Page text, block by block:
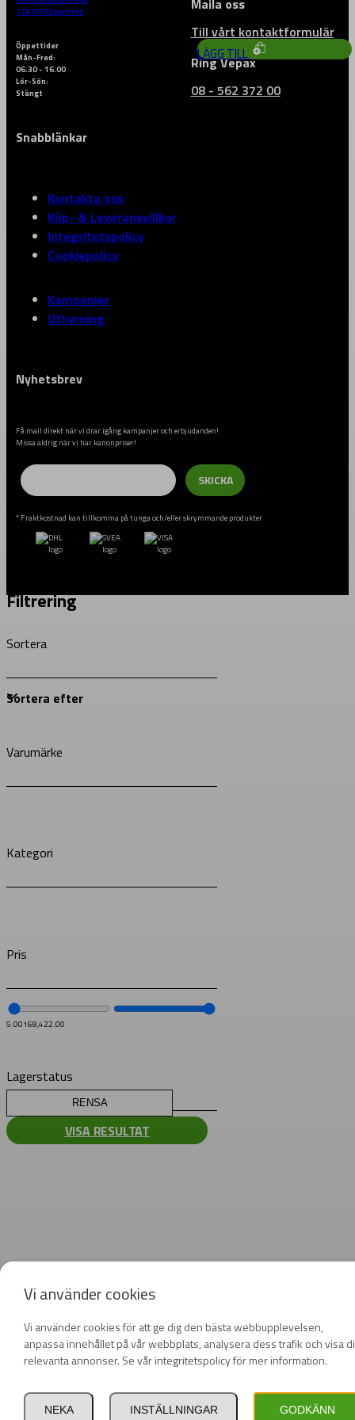
Privat Företag
4 119kr
LÄGG TILL
126 30 Hägersten
Maila oss
Till vårt kontaktformulär
Öppettider
Mån-Fred:
06.30 - 16.00
Lör-Sön:
Stängt
Ring Vepax
08 - 562 372 00
Snabblänkar
Kontakta oss
Köp- & Leveransvillkor
Integritetspolicy
Cookiepolicy
Kampanjer
Uthyrning
Nyhetsbrev
Få mail direkt när vi drar igång kampanjer och erbjudanden!
Missa aldrig när vi har kanonpriser!
Email
SKICKA
* Fraktkostnad kan tillkomma på tunga och/eller skrymmande produkter
Vi använder cookies
Vi använder cookies för att ge dig den bästa webbupplevelsen,
anpassa innehållet på vår webbplats, analysera dess trafik och visa
relevanta annonser. Se vår integritetspolicy för mer information.
GODKÄNN
INSTÄLLNINGAR
NEKA
Filtrering
Sortera
Varumärke
Kategori
Pris
5.00168,422.00
Lagerstatus
RENSA
VISA RESULTAT